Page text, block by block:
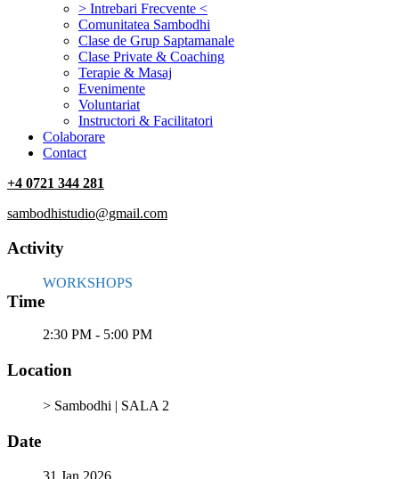
> Intrebari Frecvente <
Comunitatea Sambodhi
Clase de Grup Saptamanale
Clase Private & Coaching
Terapie & Masaj
‎Evenimente
Voluntariat
‏‏‎Instructori & Facilitatori
Colaborare
Contact
+4 0721 344 281
sambodhistudio@gmail.com
Activity
WORKSHOPS
Time
2:30 PM - 5:00 PM
Location
> Sambodhi | SALA 2
Date